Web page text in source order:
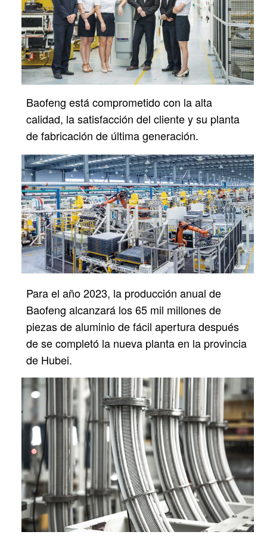
Baofeng está comprometido con la alta
calidad, la satisfacción del cliente y su planta
de fabricación de última generación.
Para el año 2023, la producción anual de
Baofeng alcanzará los 65 mil millones de
piezas de aluminio de fácil apertura después
dese completó la nueva planta en la provincia
de Hubei.